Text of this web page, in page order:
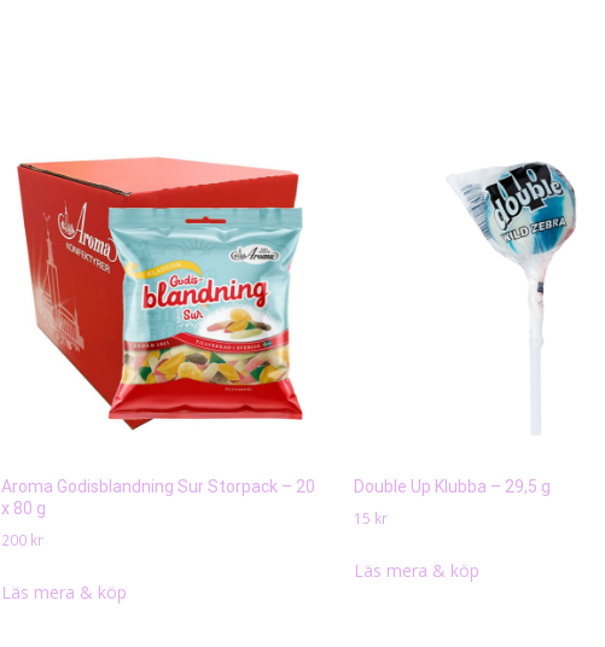
Aroma Godisblandning Sur Storpack – 20
x 80 g
200 kr
Läs mera & köp
Double Up Klubba – 29,5 g
15 kr
Läs mera & köp